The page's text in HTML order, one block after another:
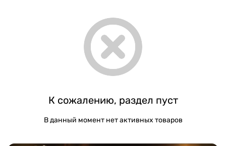
К сожалению, раздел пуст
В данный момент нет активных товаров